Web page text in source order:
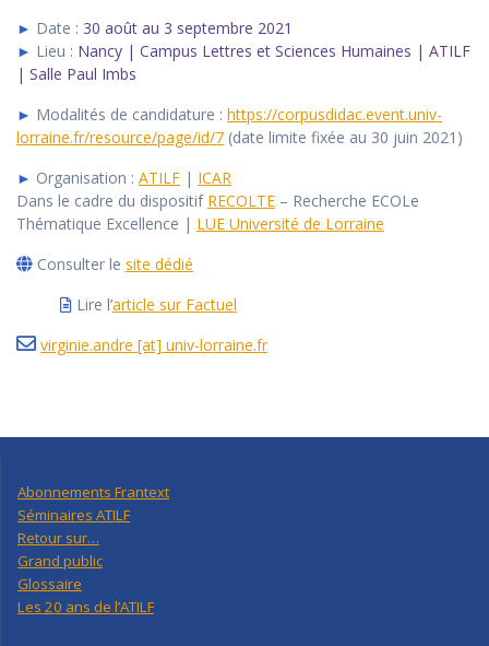
► Date : 30 août au 3 septembre 2021
► Lieu : Nancy | Campus Lettres et Sciences Humaines | ATILF
| Salle Paul Imbs
► Modalités de candidature : https://corpusdidac.event.univ-
lorraine.fr/resource/page/id/7 (date limite fixée au 30 juin 2021)
► Organisation : ATILF | ICAR
Dans le cadre du dispositif RECOLTE – Recherche ECOLe
Thématique Excellence | LUE Université de Lorraine
Consulter le site dédié
Lire l’article sur Factuel
virginie.andre [at] univ-lorraine.fr
Abonnements Frantext
Séminaires ATILF
Retour sur…
Grand public
Glossaire
Les 20 ans de l’ATILF